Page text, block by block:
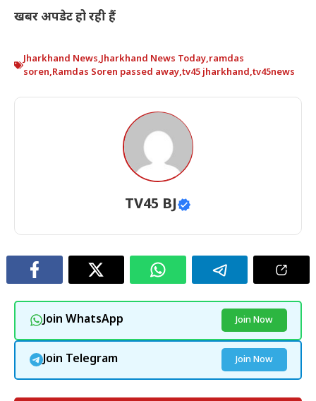
खबर अपडेट हो रही हैं
Jharkhand News,Jharkhand News Today,ramdas
soren,Ramdas Soren passed away,tv45 jharkhand,tv45news
TV45 BJ
Join WhatsApp Join Now
Join Telegram Join Now